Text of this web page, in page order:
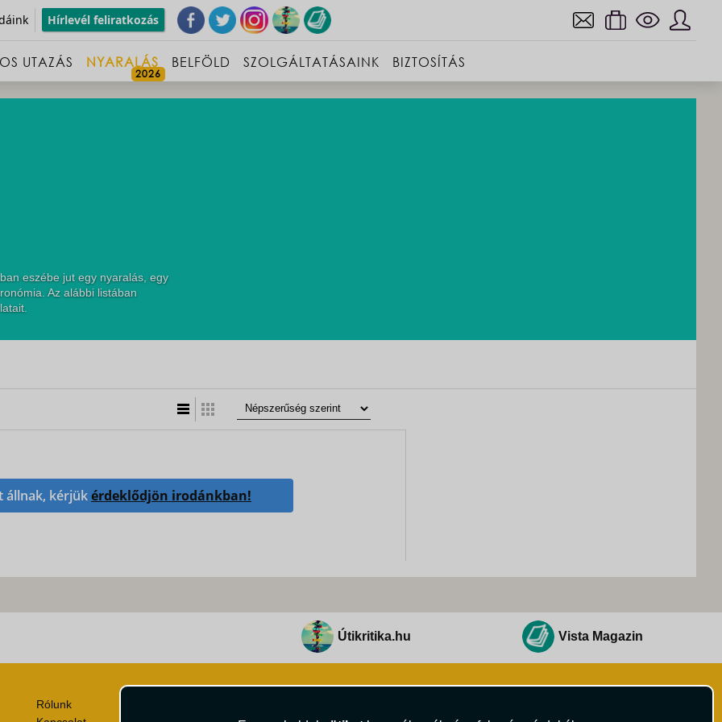
Hírlevél feliratkozás
UTAZÁS NYARALÁS BELFÖLD SZOLGÁLTATÁSAINK BIZTOSÍTÁS
eszébe jut egy nyaralás, egy
Az alábbi listában
állnak, kérjükérdeklődjön irodánkban!
Útikritika.hu Vista Magazin
Rólunk